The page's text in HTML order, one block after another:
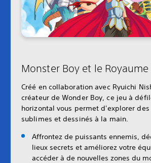
Monster Boy et le
Créé en collaboration avec Ryuichi
créateur de Wonder Boy, ce jeu à
horizontal vous permet d'explorer des
sublimes et dessinés à la main.
Affrontez de puissants ennemis,
lieux secrets et améliorez votre
accéder à de nouvelles zones du